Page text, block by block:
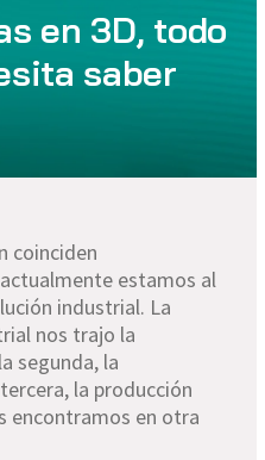
en 3D, todo
saber
coinciden
estamos al
industrial. La
nos trajo la
segunda, la
la producción
encontramos en otra